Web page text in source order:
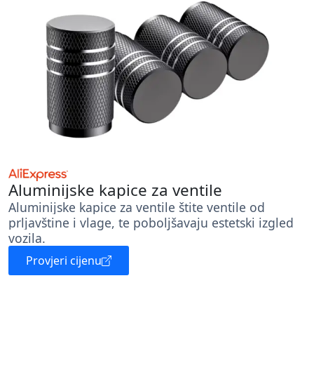
Aluminijske kapice za ventile
Aluminijske kapice za ventile štite ventile od
prljavštine i vlage, te poboljšavaju estetski izgled
vozila.
Provjeri cijenu